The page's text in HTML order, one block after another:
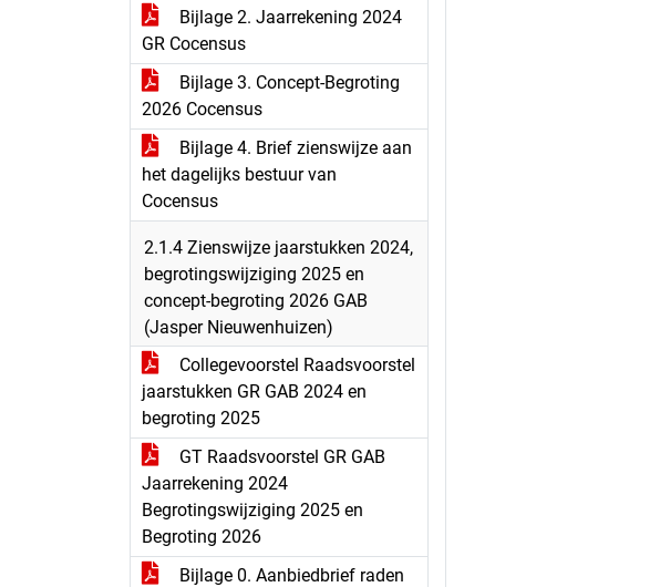
Bijlage 2. Jaarrekening 2024
GR Cocensus
Bijlage 3. Concept-Begroting
2026 Cocensus
Bijlage 4. Brief zienswijze aan
het dagelijks bestuur van
Cocensus
2.1.4 Zienswijze jaarstukken 2024,
begrotingswijziging 2025 en
concept-begroting 2026 GAB
(Jasper Nieuwenhuizen)
Collegevoorstel Raadsvoorstel
jaarstukken GR GAB 2024 en
begroting 2025
GT Raadsvoorstel GR GAB
Jaarrekening 2024
Begrotingswijziging 2025 en
Begroting 2026
Bijlage 0. Aanbiedbrief raden